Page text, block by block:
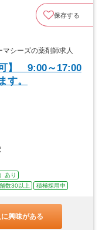
保存する
シーズの薬剤師求人
可】 9:00～17:00
す。
あり
数30以上 積極採用中
興味がある